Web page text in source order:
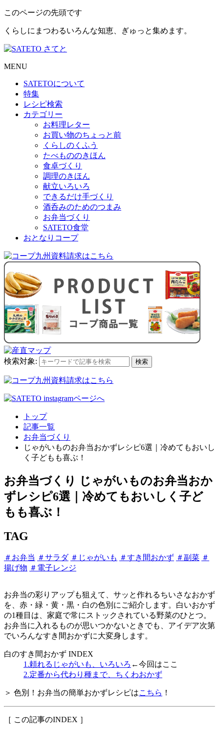
このページの先頭です
くらしにまつわるいろんな知恵、ぎゅっと集めます。
MENU
SATETOについて
特集
レシピ検索
カテゴリー
お料理レター
お買い物のちょっと前
くらしのくふう
たべもののきほん
食卓づくり
調理のきほん
献立いろいろ
できるだけ手づくり
酒呑みのためのつまみ
お弁当づくり
SATETO食堂
おとなりコープ
検索対象: 検索
トップ
記事一覧
お弁当づくり
じゃがいものお弁当おかずレシピ6選｜冷めてもおいし
く子どもも喜ぶ！
お弁当づくり
じゃがいものお弁当おか
ずレシピ6選｜冷めてもおいしく子ど
もも喜ぶ！
TAG
＃お弁当 ＃サラダ ＃じゃがいも ＃すき間おかず ＃副菜 ＃
揚げ物 ＃電子レンジ
お弁当の彩りアップも狙えて、サッと作れるちいさなおかず
を、赤・緑・黄・黒・白の色別にご紹介します。白いおかず
の1種目は、家庭で常にストックされている野菜のひとつ。
お弁当に入れるものが思いつかないときでも、アイデア次第
でいろんなすき間おかずに大変身します。
白のすき間おかず INDEX
1.頼れるじゃがいも、いろいろ ←今回はここ
2.定番から代わり種まで、ちくわおかず
＞ 色別！お弁当の簡単おかずレシピはこちら ！
［ この記事のINDEX ］